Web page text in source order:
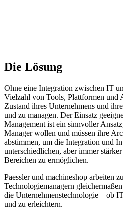
Die Lösung
Ohne eine Integration zwischen IT
Vielzahl von Tools, Plattformen und
Zustand ihres Unternehmens und
und zu managen. Der Einsatz
Management ist ein sinnvoller
Manager wollen und müssen ihre
abstimmen, um die Integration und
unterschiedlichen, aber immer
Bereichen zu ermöglichen.
Paessler und machineshop arbeiten
Technologiemanagern
die Unternehmenstechnologie – ob
und zu erleichtern.